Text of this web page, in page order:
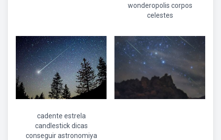
wonderopolis corpos
celestes
cadente estrela
candlestick dicas
conseguir astronomiya